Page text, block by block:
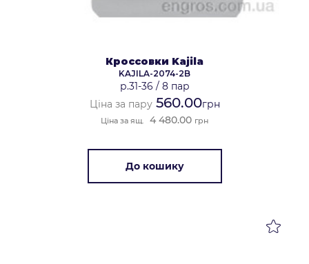
Кроссовки Kajila
KAJILA-2074-2B
р.31-36 / 8 пар
Ціна за пару560.00грн
Ціна за ящ. 4 480.00 грн
До кошику